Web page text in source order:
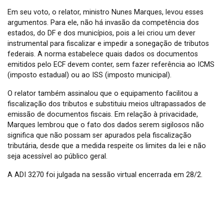
Em seu voto, o relator, ministro Nunes Marques, levou esses
argumentos. Para ele, não há invasão da competência dos
estados, do DF e dos municípios, pois a lei criou um dever
instrumental para fiscalizar e impedir a sonegação de tributos
federais. A norma estabelece quais dados os documentos
emitidos pelo ECF devem conter, sem fazer referência ao ICMS
(imposto estadual) ou ao ISS (imposto municipal).
O relator também assinalou que o equipamento facilitou a
fiscalização dos tributos e substituiu meios ultrapassados ​​de
emissão de documentos fiscais. Em relação à privacidade,
Marques lembrou que o fato dos dados serem sigilosos não
significa que não possam ser apurados pela fiscalização
tributária, desde que a medida respeite os limites da lei e não
seja acessível ao público geral.
A ADI 3270 foi julgada na sessão virtual encerrada em 28/2.